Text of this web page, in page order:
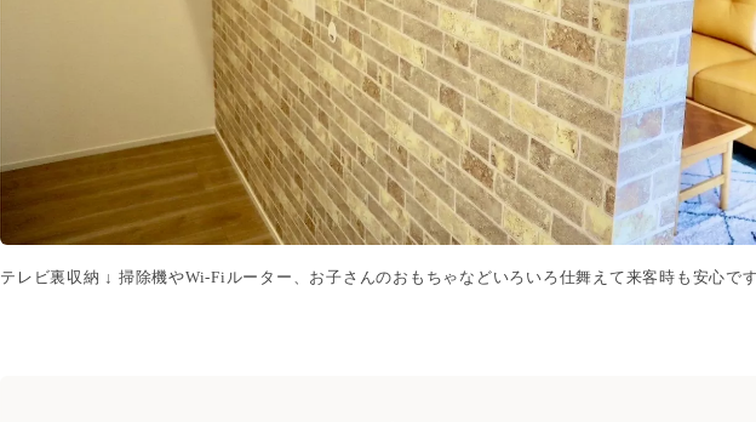
テレビ裏収納 ↓ 掃除機やWi-Fiルーター、お子さんのおもちゃなどいろいろ仕舞えて来客時も安心で